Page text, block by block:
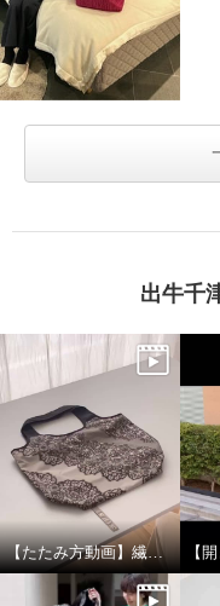
出牛千
【たたみ方動画】繊細なレースデザインの保冷バッグ